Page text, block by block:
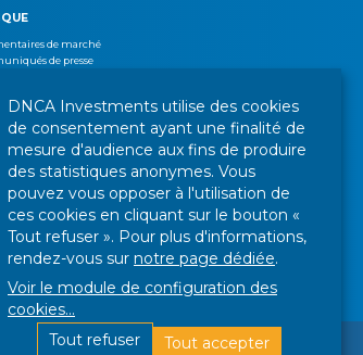
En savoir plus
de marché
de presse
de gestion
DNCA Investments utilise des cookies
de consentement ayant une finalité de
mesure d'audience aux fins de produire
des statistiques anonymes. Vous
pouvez vous opposer à l'utilisation de
ces cookies en cliquant sur le bouton «
Tout refuser ». Pour plus d'informations,
rendez-vous sur notre page dédiée.
Voir le module de configuration des
cookies...
Tout refuser
Tout accepter